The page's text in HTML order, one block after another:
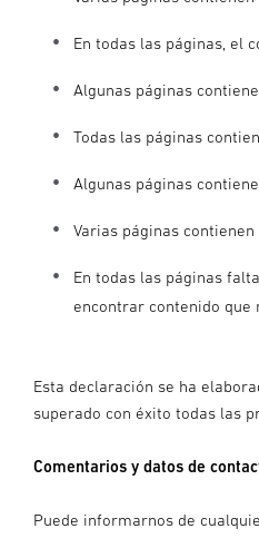
En todas las páginas, el
Algunas páginas
Todas las páginas
Algunas páginas
Varias páginas
En todas las páginas
encontrar contenido que
Esta declaración se ha
superado con éxito todas las
Comentarios y datos de
Puede informarnos de